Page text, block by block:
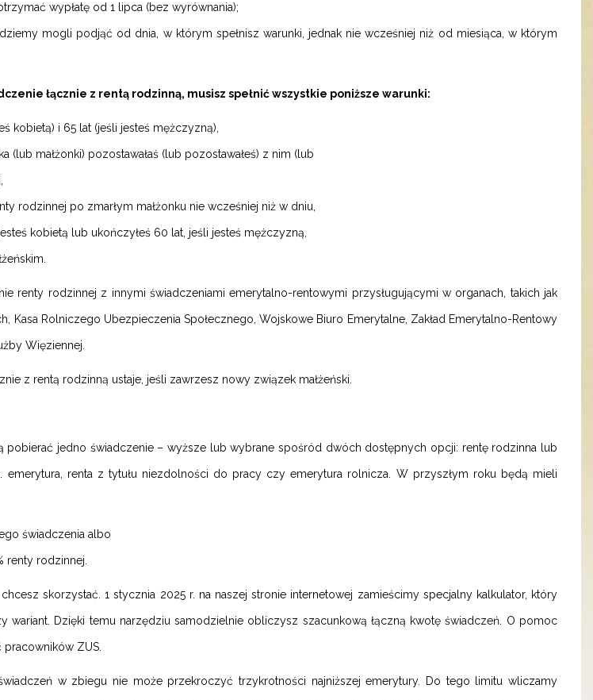
wypłatę od 1 lipca (bez wyrównania);
mogli podjąć od dnia, w którym spełnisz warunki, jednak nie wcześniej niż od miesiąca, w którym
łącznie z rentą rodzinną, musisz spełnić wszystkie poniższe warunki:
kobietą) i 65 lat (jeśli jesteś mężczyzną),
(lub małżonki) pozostawałaś (lub pozostawałeś) z nim (lub
rodzinnej po zmarłym małżonku nie wcześniej niż w dniu,
kobietą lub ukończyłeś 60 lat, jeśli jesteś mężczyzną,
renty rodzinnej z innymi świadczeniami emerytalno-rentowymi przysługującymi w organach, takich jak
Kasa Rolniczego Ubezpieczenia Społecznego, Wojskowe Biuro Emerytalne, Zakład Emerytalno-Rentowy
Więziennej.
z rentą rodzinną ustaje, jeśli zawrzesz nowy związek małżeński.
jedno świadczenie – wyższe lub wybrane spośród dwóch dostępnych opcji: rentę rodzinna lub
emerytura, renta z tytułu niezdolności do pracy czy emerytura rolnicza. W przyszłym roku będą mieli
świadczenia albo
renty rodzinnej.
skorzystać. 1 stycznia 2025 r. na naszej stronie internetowej zamieścimy specjalny kalkulator, który
wariant. Dzięki temu narzędziu samodzielnie obliczysz szacunkową łączną kwotę świadczeń. O pomoc
ZUS.
w zbiegu nie może przekroczyć trzykrotności najniższej emerytury. Do tego limitu wliczamy